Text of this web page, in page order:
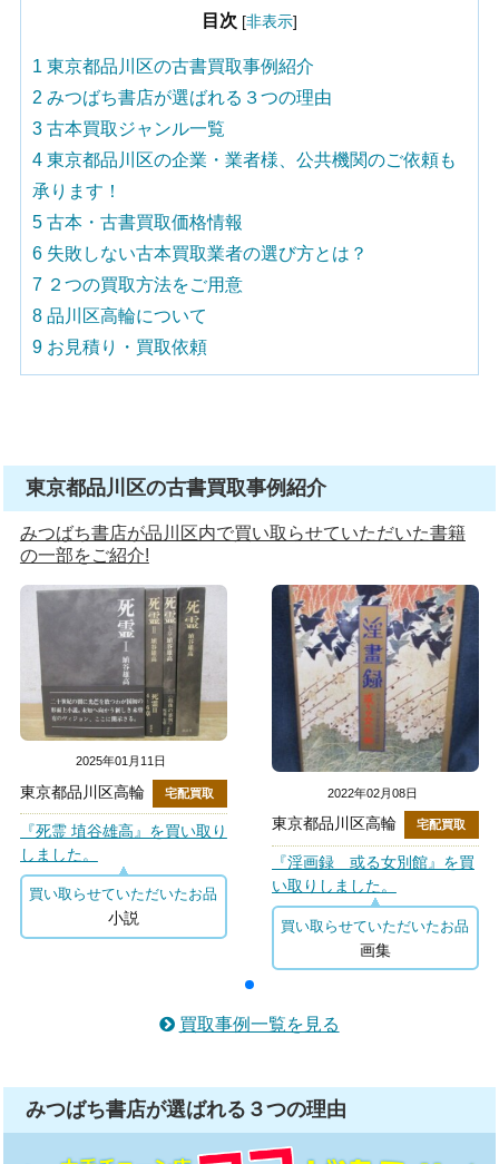
目次 [非表示]
1 東京都品川区の古書買取事例紹介
2 みつばち書店が選ばれる３つの理由
3 古本買取ジャンル一覧
4 東京都品川区の企業・業者様、公共機関のご依頼も
承ります！
5 古本・古書買取価格情報
6 失敗しない古本買取業者の選び方とは？
7 ２つの買取方法をご用意
8 品川区高輪について
9 お見積り・買取依頼
東京都品川区の古書買取事例紹介
みつばち書店が品川区内で買い取らせていただいた書籍
の一部をご紹介!
2025年01月11日
東京都品川区高輪 宅配買取
『死霊 埴谷雄高』を買い取り
しました。
買い取らせていただいたお品
小説
2022年02月08日
東京都品川区高輪 宅配買取
『淫画録 或る女別館』を買
い取りしました。
買い取らせていただいたお品
画集
買取事例一覧を見る
みつばち書店が選ばれる ３つの理由